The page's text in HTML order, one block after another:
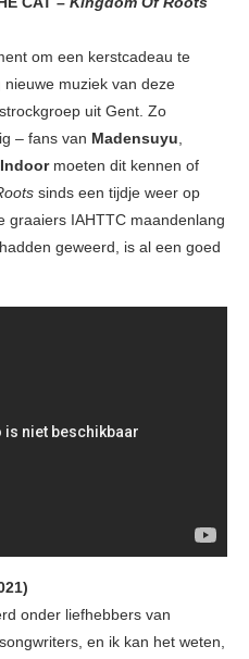
om een kerstcadeau te
muziek van deze
uit Gent. Zo
– fans van Madensuyu
moeten dit kennen of
sinds een tijdje weer op
graaiers IAHTTC maandenlang
geweerd, is al een goed
onder liefhebbers van
en ik kan het weten,